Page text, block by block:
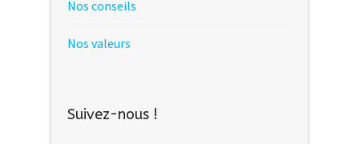
Nos conseils
Nos valeurs
Suivez-nous !